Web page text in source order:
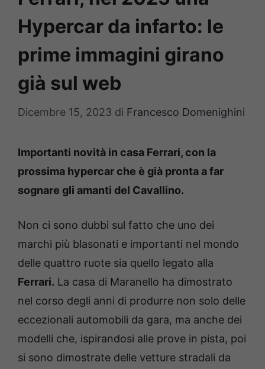
Hypercar da infarto: le
prime immagini girano
già sul web
Dicembre 15, 2023 di Francesco Domenighini
Importanti novità in casa Ferrari, con la
prossima hypercar che è già pronta a far
sognare gli amanti del Cavallino.
Non ci sono dubbi sul fatto che uno dei
marchi più blasonati e importanti nel mondo
delle quattro ruote sia quello legato alla
Ferrari. La casa di Maranello ha dimostrato
nel corso degli anni di produrre non solo delle
eccezionali automobili da gara, ma anche dei
modelli che, ispirandosi alle prove in pista, poi
si sono dimostrate delle vetture stradali da